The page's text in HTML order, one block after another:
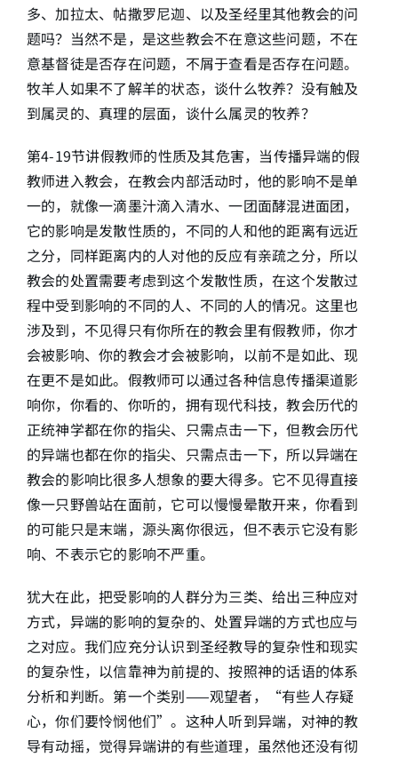
多、加拉太、帖撒罗尼迦、以及圣经里其他教会的问
题吗？当然不是，是这些教会不在意这些问题，不在
意基督徒是否存在问题，不屑于查看是否存在问题。
牧羊人如果不了解羊的状态，谈什么牧养？没有触及
到属灵的、真理的层面，谈什么属灵的牧养？
第4-19节讲假教师的性质及其危害，当传播异端的假
教师进入教会，在教会内部活动时，他的影响不是单
一的，就像一滴墨汁滴入清水、一团面酵混进面团，
它的影响是发散性质的，不同的人和他的距离有远近
之分，同样距离内的人对他的反应有亲疏之分，所以
教会的处置需要考虑到这个发散性质，在这个发散过
程中受到影响的不同的人、不同的人的情况。这里也
涉及到，不见得只有你所在的教会里有假教师，你才
会被影响、你的教会才会被影响，以前不是如此、现
在更不是如此。假教师可以通过各种信息传播渠道影
响你，你看的、你听的，拥有现代科技，教会历代的
正统神学都在你的指尖、只需点击一下，但教会历代
的异端也都在你的指尖、只需点击一下，所以异端在
教会的影响比很多人想象的要大得多。它不见得直接
像一只野兽站在面前，它可以慢慢晕散开来，你看到
的可能只是末端，源头离你很远，但不表示它没有影
响、不表示它的影响不严重。
犹大在此，把受影响的人群分为三类、给出三种应对
方式，异端的影响的复杂的、处置异端的方式也应与
之对应。我们应充分认识到圣经教导的复杂性和现实
的复杂性，以信靠神为前提的、按照神的话语的体系
分析和判断。第一个类别——观望者，“有些人存疑
心，你们要怜悯他们”。这种人听到异端，对神的教
导有动摇，觉得异端讲的有些道理，虽然他还没有彻